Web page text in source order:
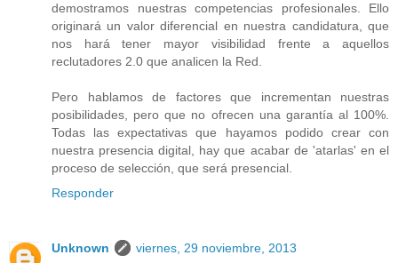
demostramos nuestras competencias profesionales. Ello
originará un valor diferencial en nuestra candidatura, que
nos hará tener mayor visibilidad frente a aquellos
reclutadores 2.0 que analicen la Red.
Pero hablamos de factores que incrementan nuestras
posibilidades, pero que no ofrecen una garantía al 100%.
Todas las expectativas que hayamos podido crear con
nuestra presencia digital, hay que acabar de 'atarlas' en el
proceso de selección, que será presencial.
Responder
Unknown
viernes, 29 noviembre, 2013